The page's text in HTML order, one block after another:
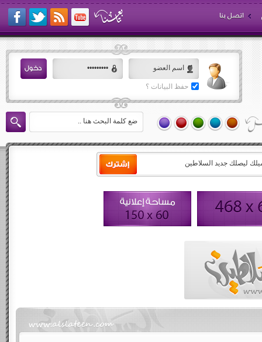
اتصل بنا
حفظ البيانات ؟